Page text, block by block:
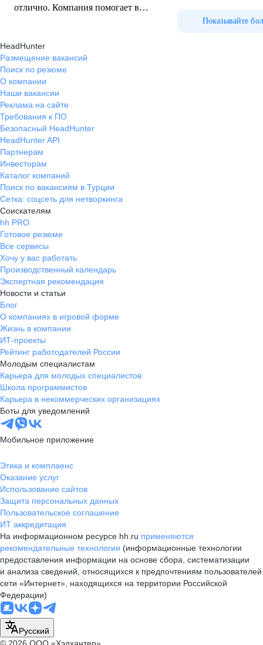
отлично. Компания помогает в
рынке
Показывайте
HeadHunter
Размещение вакансий
Поиск по резюме
О компании
Наши вакансии
Реклама на сайте
Требования к ПО
Безопасный HeadHunter
HeadHunter API
Партнерам
Инвесторам
Каталог компаний
Поиск по вакансиям в Турции
Сетка: соцсеть для нетворкинга
Соискателям
hh PRO
Готовое резюме
Все сервисы
Хочу у вас работать
Производственный календарь
Экспертная рекомендация
Новости и статьи
Блог
О компаниях в игровой форме
Жизнь в компании
ИТ-проекты
Рейтинг работодателей России
Молодым специалистам
Карьера для молодых специалистов
Школа программистов
Карьера в некоммерческих организациях
Боты для уведомлений
Мобильное приложение
Этика и комплаенс
Оказание услуг
Использование сайтов
Защита персональных данных
Пользовательское соглашение
ИТ аккредитация
На информационном ресурсе hh.ru применяются
рекомендательные технологии (информационные технологии
предоставления информации на основе сбора, систематизации
и анализа сведений, относящихся к предпочтениям пользователей
сети «Интернет», находящихся на территории Российской
Федерации)
Русский